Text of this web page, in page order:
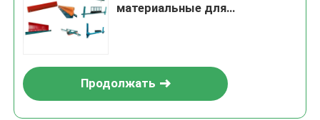
материальные для
Продолжать